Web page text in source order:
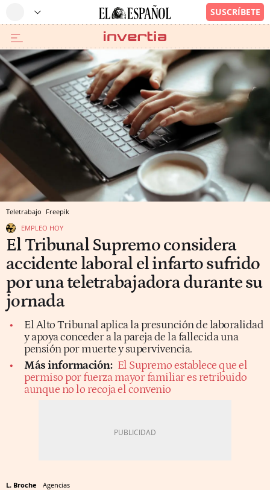
Teletrabajo Freepik
EMPLEO HOY
El Tribunal Supremo considera
accidente laboral el infarto sufrido
por una teletrabajadora durante su
jornada
El Alto Tribunal aplica la presunción de laboralidad
y apoya conceder a la pareja de la fallecida una
pensión por muerte y supervivencia.
Más información: El Supremo establece que el
permiso por fuerza mayor familiar es retribuido
aunque no lo recoja el convenio
L. Broche
Agencias